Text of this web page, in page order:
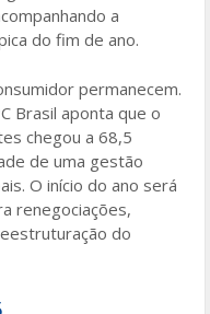
a
do fim de ano.
permanecem.
Brasil aponta que o
chegou a 68,5
de uma gestão
O início do ano será
renegociações,
do